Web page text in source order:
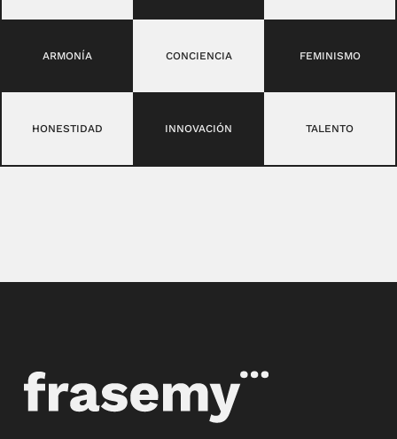
ARMONÍA CONCIENCIA FEMINISMO
HONESTIDAD INNOVACIÓN TALENTO